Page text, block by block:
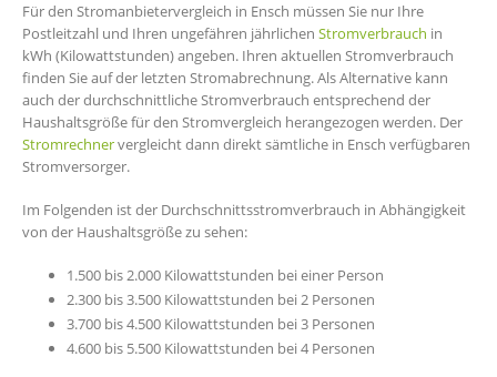
Für den Stromanbietervergleich in Ensch müssen Sie nur Ihre
Postleitzahl und Ihren ungefähren jährlichen Stromverbrauch in
kWh (Kilowattstunden) angeben. Ihren aktuellen Stromverbrauch
finden Sie auf der letzten Stromabrechnung. Als Alternative kann
auch der durchschnittliche Stromverbrauch entsprechend der
Haushaltsgröße für den Stromvergleich herangezogen werden. Der
Stromrechnervergleicht dann direkt sämtliche in Ensch verfügbaren
Stromversorger.
Im Folgenden ist der Durchschnittsstromverbrauch in Abhängigkeit
von der Haushaltsgröße zu sehen:
1.500 bis 2.000 Kilowattstunden bei einer Person
2.300 bis 3.500 Kilowattstunden bei 2 Personen
3.700 bis 4.500 Kilowattstunden bei 3 Personen
4.600 bis 5.500 Kilowattstunden bei 4 Personen